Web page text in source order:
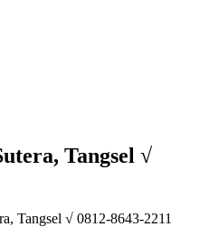
Tangsel √
Tangsel √ 0812-8643-2211